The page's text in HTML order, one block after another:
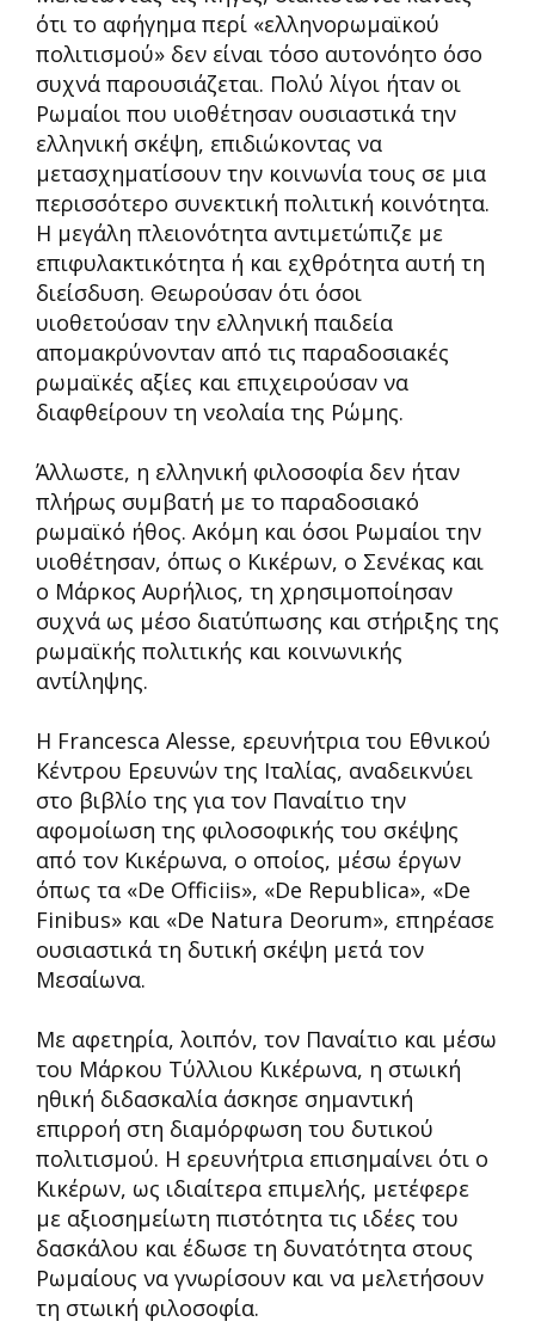
ότι το αφήγημα περί «ελληνορωμαϊκού
πολιτισμού» δεν είναι τόσο αυτονόητο όσο
συχνά παρουσιάζεται. Πολύ λίγοι ήταν οι
Ρωμαίοι που υιοθέτησαν ουσιαστικά την
ελληνική σκέψη, επιδιώκοντας να
μετασχηματίσουν την κοινωνία τους σε μια
περισσότερο συνεκτική πολιτική κοινότητα.
Η μεγάλη πλειονότητα αντιμετώπιζε με
επιφυλακτικότητα ή και εχθρότητα αυτή τη
διείσδυση. Θεωρούσαν ότι όσοι
υιοθετούσαν την ελληνική παιδεία
απομακρύνονταν από τις παραδοσιακές
ρωμαϊκές αξίες και επιχειρούσαν να
διαφθείρουν τη νεολαία της Ρώμης.
Άλλωστε, η ελληνική φιλοσοφία δεν ήταν
πλήρως συμβατή με το παραδοσιακό
ρωμαϊκό ήθος. Ακόμη και όσοι Ρωμαίοι την
υιοθέτησαν, όπως ο Κικέρων, ο Σενέκας και
ο Μάρκος Αυρήλιος, τη χρησιμοποίησαν
συχνά ως μέσο διατύπωσης και στήριξης της
ρωμαϊκής πολιτικής και κοινωνικής
αντίληψης.
Η Francesca Alesse, ερευνήτρια του Εθνικού
Κέντρου Ερευνών της Ιταλίας, αναδεικνύει
στο βιβλίο της για τον Παναίτιο την
αφομοίωση της φιλοσοφικής του σκέψης
από τον Κικέρωνα, ο οποίος, μέσω έργων
όπως τα «De Officiis», «De Republica», «De
Finibus» και «De Natura Deorum», επηρέασε
ουσιαστικά τη δυτική σκέψη μετά τον
Μεσαίωνα.
Με αφετηρία, λοιπόν, τον Παναίτιο και μέσω
του Μάρκου Τύλλιου Κικέρωνα, η στωική
ηθική διδασκαλία άσκησε σημαντική
επιρροή στη διαμόρφωση του δυτικού
πολιτισμού. Η ερευνήτρια επισημαίνει ότι ο
Κικέρων, ως ιδιαίτερα επιμελής, μετέφερε
με αξιοσημείωτη πιστότητα τις ιδέες του
δασκάλου και έδωσε τη δυνατότητα στους
Ρωμαίους να γνωρίσουν και να μελετήσουν
τη στωική φιλοσοφία.